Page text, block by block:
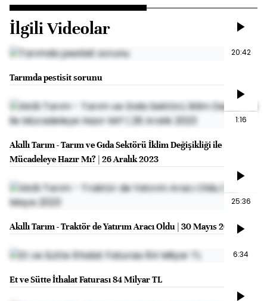
İlgili Videolar
20:42
Tarımda pestisit sorunu
1:16
Akıllı Tarım - Tarım ve Gıda Sektörü İklim Değişikliği ile
Mücadeleye Hazır Mı? | 26 Aralık 2023
25:36
Akıllı Tarım - Traktör de Yatırım Aracı Oldu | 30 Mayıs 2023
6:34
Et ve Sütte İthalat Faturası 84 Milyar TL